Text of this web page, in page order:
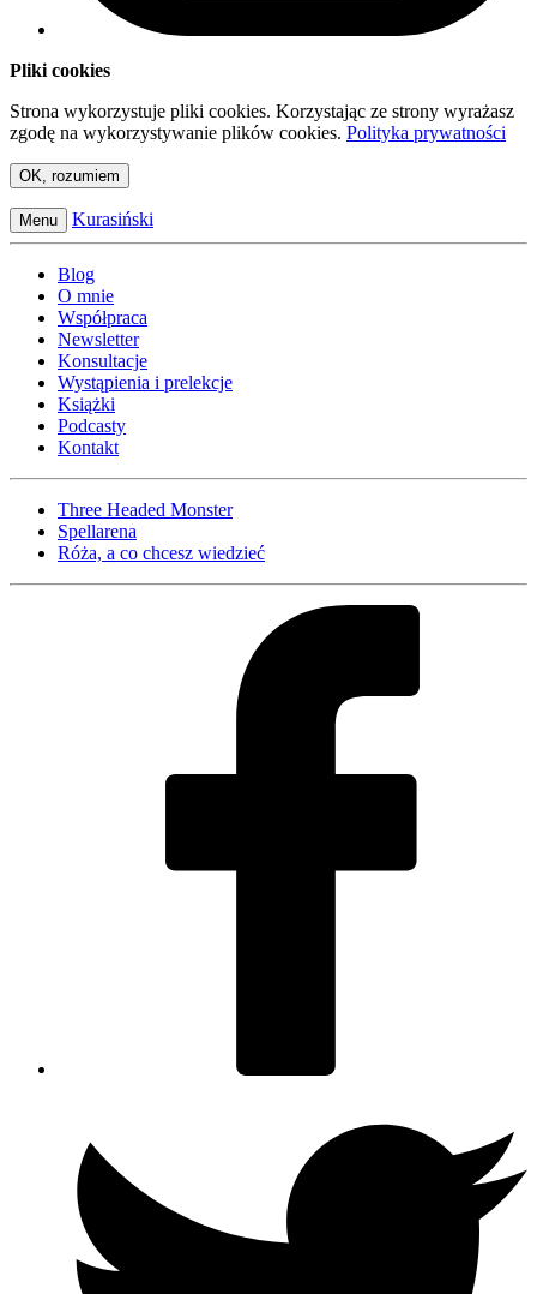
Pliki cookies
Strona wykorzystuje pliki cookies. Korzystając ze strony wyrażasz
zgodę na wykorzystywanie plików cookies. Polityka prywatności
OK, rozumiem
Menu Kurasiński
Blog
O mnie
Współpraca
Newsletter
Konsultacje
Wystąpienia i prelekcje
Książki
Podcasty
Kontakt
Three Headed Monster
Spellarena
Róża, a co chcesz wiedzieć